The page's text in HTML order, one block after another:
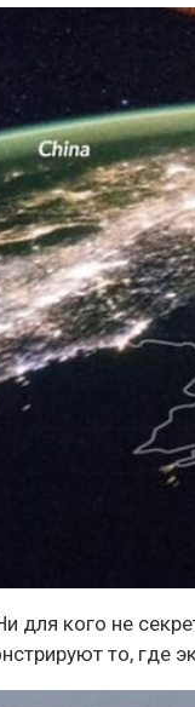
для кого не
то, где